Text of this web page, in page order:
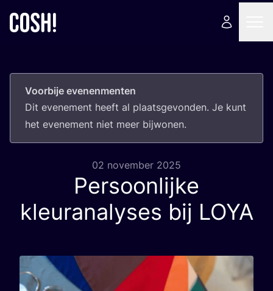
Voorbije evenenmenten
Dit eve­ne­ment heeft al plaats­ge­von­den. Je kunt
het eve­ne­ment niet meer bijwonen.
02 november 2025
Persoonlijke
kleuranalyses bij LOYA